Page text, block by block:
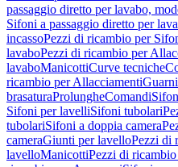
passaggio diretto per lavabo,
Sifoni a passaggio diretto per
incassoPezzi di ricambio per
lavaboPezzi di ricambio per
lavaboManicottiCurve tecniche
ricambio per Allacciamenti
brasaturaProlungheComandi
Sifoni per lavelliSifoni tubolari
tubolariSifoni a doppia camera
cameraGiunti per lavelloPezzi di
lavelloManicottiPezzi di